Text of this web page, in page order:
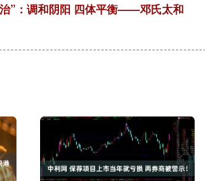
”：调和阴阳 四体平衡——邓氏太和